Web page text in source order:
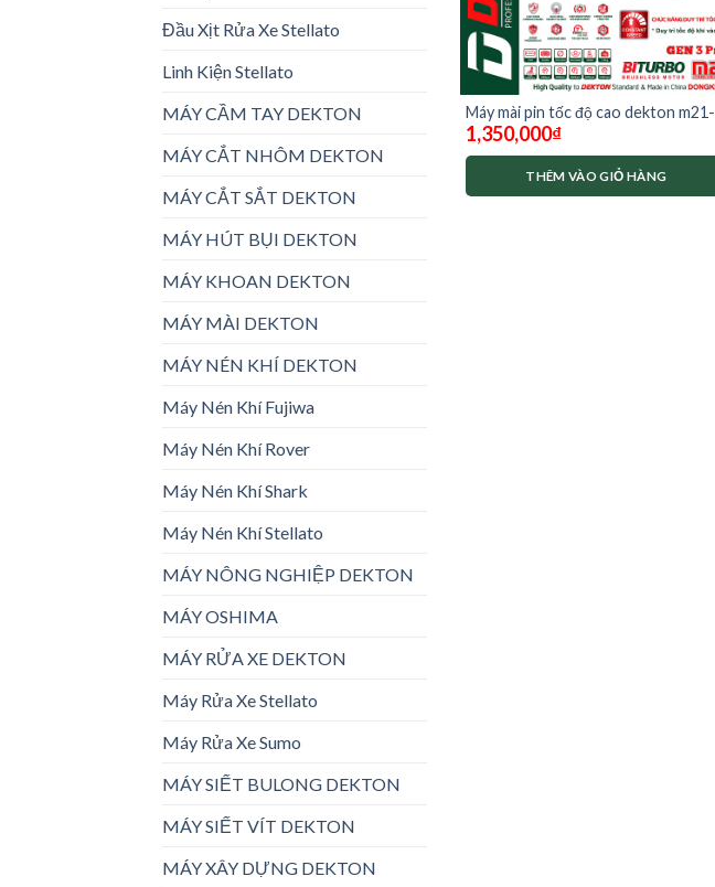
Đầu Xịt Rửa Xe Stellato
Linh Kiện Stellato
MÁY CẦM TAY DEKTON
MÁY CẮT NHÔM DEKTON
MÁY CẮT SẮT DEKTON
MÁY HÚT BỤI DEKTON
MÁY KHOAN DEKTON
MÁY MÀI DEKTON
MÁY NÉN KHÍ DEKTON
Máy Nén Khí Fujiwa
Máy Nén Khí Rover
Máy Nén Khí Shark
Máy Nén Khí Stellato
MÁY NÔNG NGHIỆP DEKTON
MÁY OSHIMA
MÁY RỬA XE DEKTON
Máy Rửa Xe Stellato
Máy Rửa Xe Sumo
MÁY SIẾT BULONG DEKTON
MÁY SIẾT VÍT DEKTON
MÁY XÂY DỰNG DEKTON
Máy mài pin tốc độ cao dekton m21-
ag100plus
1,350,000₫
THÊM VÀO GIỎ HÀNG